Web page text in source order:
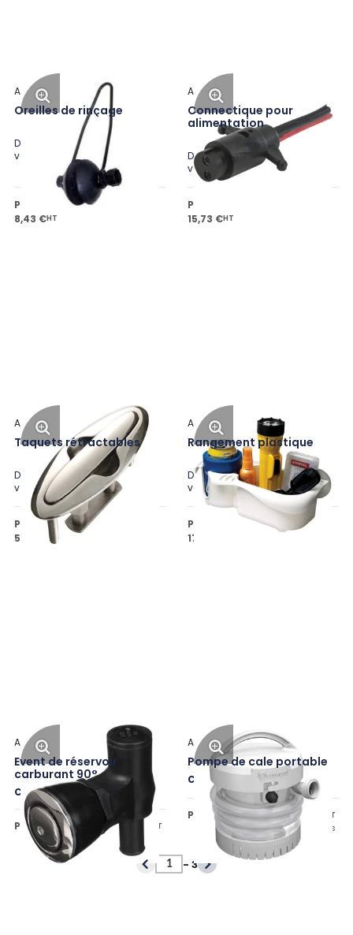
Oreilles de rinçage
Attwood
Disponible en plusieurs
variantes
Prix public à partir de
8,43 €HT
Connectique pour
alimentation
Attwood
Disponible en plusieurs
variantes
Prix public à partir de
15,73 €HT
Taquets rétractables
Attwood
Disponible en plusieurs
variantes
Prix public à partir de
57,46 € HT
Rangement plastique
Attwood
Disponible en plusieurs
variantes
Prix public à partir de
17,97 €
Event de réservoir
carburant 90°
Code: ATW1674-6
Attwood
Prix public : 43,36 € HT
Pompe de cale portable
Code: ATW4140-4
Attwood
Prix public : 67,39 €
HT
+ 0.6 € d'écotaxes
- 3